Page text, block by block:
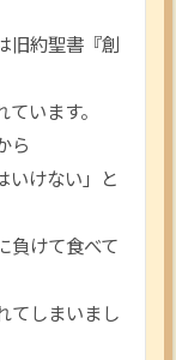
旧約聖書『創
います。
ら
いけない」と
負けて食べて
てしまいまし